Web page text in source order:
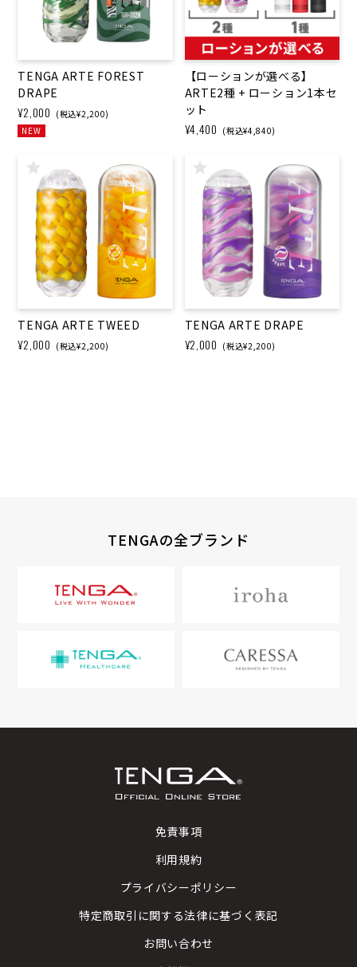
TENGA ARTE FOREST
DRAPE
¥2,000 (税込¥2,200)
NEW
【ローションが選べる】
ARTE2種 + ローション1本セ
ット
¥4,400 (税込¥4,840)
TENGA ARTE TWEED
¥2,000 (税込¥2,200)
TENGA ARTE DRAPE
¥2,000 (税込¥2,200)
TENGAの全ブランド
免責事項
利用規約
プライバシーポリシー
特定商取引に関する法律に基づく表記
お問い合わせ